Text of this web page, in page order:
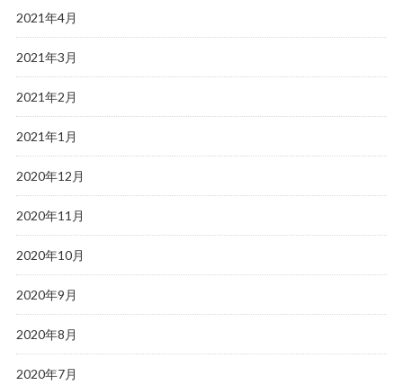
2021年4月
2021年3月
2021年2月
2021年1月
2020年12月
2020年11月
2020年10月
2020年9月
2020年8月
2020年7月